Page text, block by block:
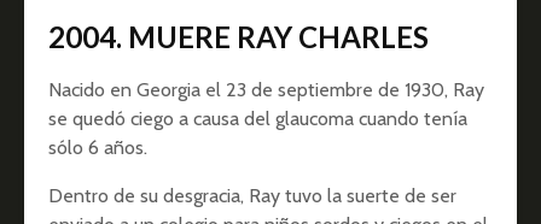
2004. MUERE RAY CHARLES
Nacido en Georgia el 23 de septiembre de 1930, Ray
se quedó ciego a causa del glaucoma cuando tenía
sólo 6 años.
Dentro de su desgracia, Ray tuvo la suerte de ser